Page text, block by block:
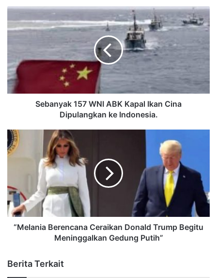
Sebanyak 157 WNI ABK Kapal Ikan Cina
Dipulangkan ke Indonesia.
“Melania Berencana Ceraikan Donald Trump Begitu
Meninggalkan Gedung Putih”
Berita Terkait